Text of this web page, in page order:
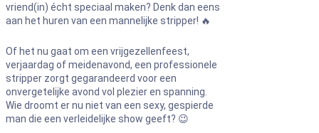
vriend(in) écht speciaal maken? Denk dan eens
aan het huren van een mannelijke stripper! 🔥
Of het nu gaat om een vrijgezellenfeest,
verjaardag of meidenavond, een professionele
stripper zorgt gegarandeerd voor een
onvergetelijke avond vol plezier en spanning.
Wie droomt er nu niet van een sexy, gespierde
man die een verleidelijke show geeft? 😉